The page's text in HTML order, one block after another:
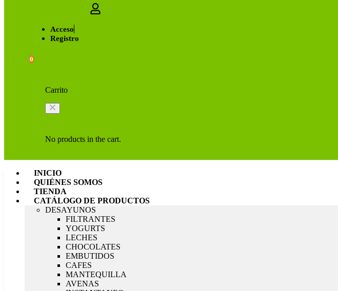
Acceso
Registro
0
Carrito
No products in the cart.
INICIO
QUIÉNES SOMOS
TIENDA
CATÁLOGO DE PRODUCTOS
DESAYUNOS
FILTRANTES
YOGURTS
LECHES
CHOCOLATES
EMBUTIDOS
CAFES
MANTEQUILLA
AVENAS